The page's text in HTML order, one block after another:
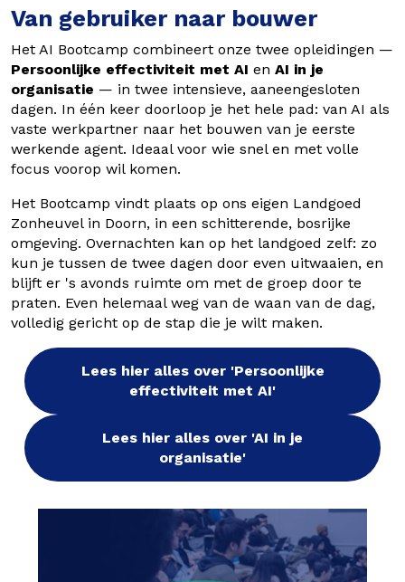
Van gebruiker naar bouwer
Het AI Bootcamp combineert onze twee opleidingen —
Persoonlijke effectiviteit met AI en AI in je
organisatie — in twee intensieve, aaneengesloten
dagen. In één keer doorloop je het hele pad: van AI als
vaste werkpartner naar het bouwen van je eerste
werkende agent. Ideaal voor wie snel en met volle
focus voorop wil komen.
Het Bootcamp vindt plaats op ons eigen Landgoed
Zonheuvel in Doorn, in een schitterende, bosrijke
omgeving. Overnachten kan op het landgoed zelf: zo
kun je tussen de twee dagen door even uitwaaien, en
blijft er 's avonds ruimte om met de groep door te
praten. Even helemaal weg van de waan van de dag,
volledig gericht op de stap die je wilt maken.
Lees hier alles over 'Persoonlijke
effectiviteit met AI'
Lees hier alles over 'AI in je
organisatie'